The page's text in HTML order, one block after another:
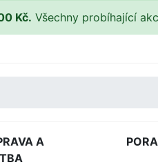
Kč. Všechny probíhající
A